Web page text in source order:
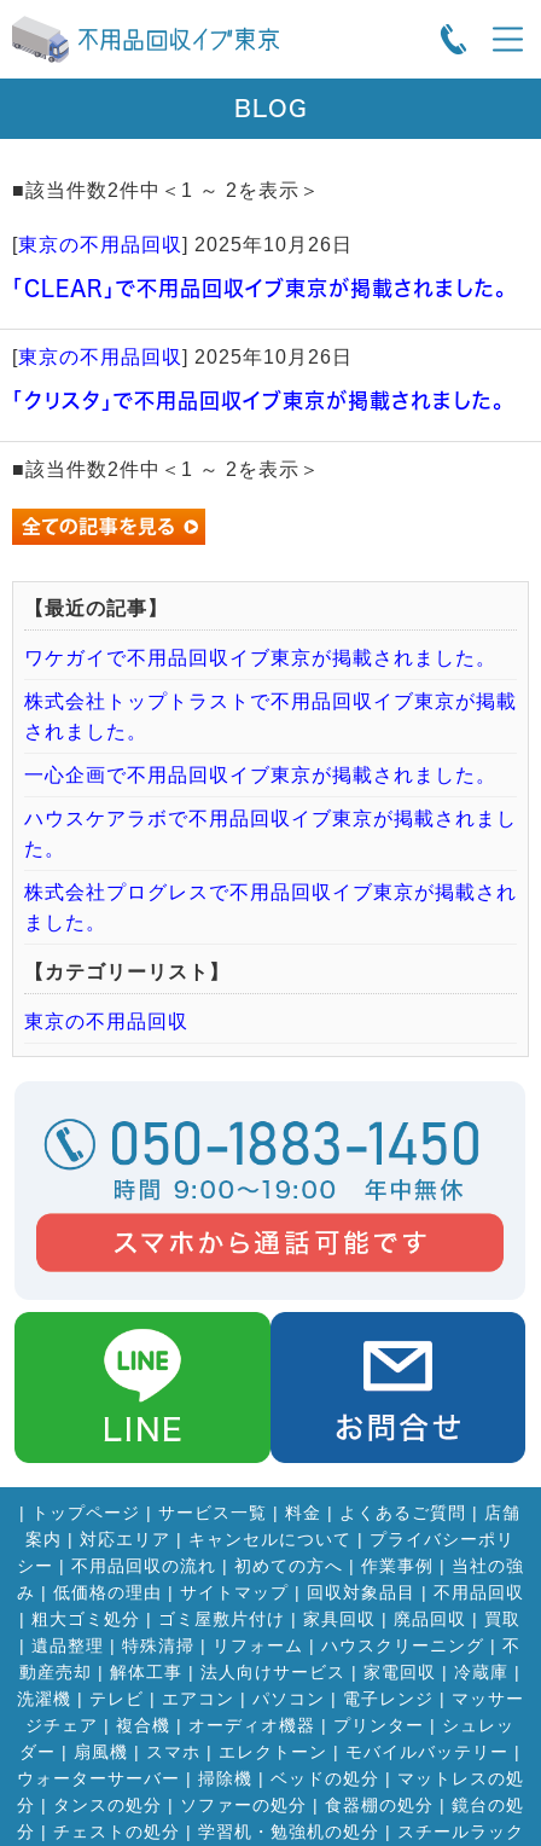
BLOG
■該当件数2件中＜1 ～ 2を表示＞
[東京の不用品回収] 2025年10月26日
「CLEAR」で不用品回収イブ東京が掲載されました。
[東京の不用品回収] 2025年10月26日
「クリスタ」で不用品回収イブ東京が掲載されました。
■該当件数2件中＜1 ～ 2を表示＞
【最近の記事】
ワケガイで不用品回収イブ東京が掲載されました。
株式会社トップトラストで不用品回収イブ東京が掲載
されました。
一心企画で不用品回収イブ東京が掲載されました。
ハウスケアラボで不用品回収イブ東京が掲載されまし
た。
株式会社プログレスで不用品回収イブ東京が掲載され
ました。
【カテゴリーリスト】
東京の不用品回収
| トップページ | サービス一覧 | 料金 | よくあるご質問 | 店舗
案内 | 対応エリア | キャンセルについて | プライバシーポリ
シー | 不用品回収の流れ | 初めての方へ | 作業事例 | 当社の強
み | 低価格の理由 | サイトマップ| 回収対象品目 | 不用品回収
| 粗大ゴミ処分 | ゴミ屋敷片付け | 家具回収 | 廃品回収 | 買取
| 遺品整理 | 特殊清掃 | リフォーム | ハウスクリーニング | 不
動産売却 | 解体工事 | 法人向けサービス | 家電回収 | 冷蔵庫 |
洗濯機 | テレビ | エアコン | パソコン | 電子レンジ | マッサー
ジチェア | 複合機 | オーディオ機器 | プリンター | シュレッ
ダー | 扇風機 | スマホ | エレクトーン | モバイルバッテリー |
ウォーターサーバー | 掃除機 | ベッドの処分 | マットレスの処
分 | タンスの処分 | ソファーの処分 | 食器棚の処分 | 鏡台の処
分 | チェストの処分 | 学習机・勉強机の処分 | スチールラック